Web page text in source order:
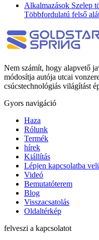
Többfordulatú felső
Nem számít, hogy alapvető
módosítja autója utcai
csúcstechnológiás világítást
Gyors navigáció
Haza
Rólunk
Termék
hírek
Kiállítás
Lépjen kapcsolatba
Videó
Bemutatóterem
Blog
Visszacsatolás
Oldaltérkép
felveszi a kapcsolatot